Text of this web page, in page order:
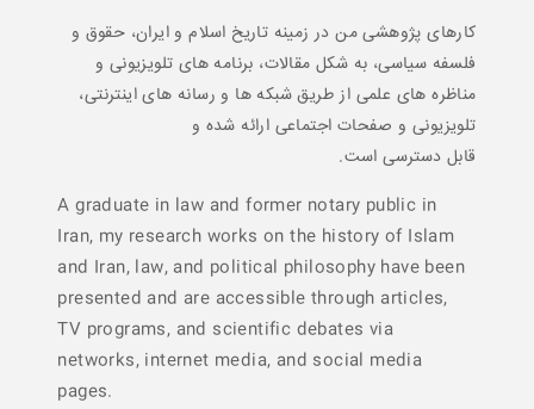
کارهای پژوهشی من در زمینه تاریخ اسلام و ایران، حقوق و
فلسفه سیاسی، به شکل مقالات، برنامه های تلویزیونی و
مناظره های علمی از طریق شبکه ها و رسانه های اینترنتی،
تلویزیونی و صفحات اجتماعی ارائه شده و
قابل دسترسی است.
A graduate in law and former notary public in
Iran, my research works on the history of Islam
and Iran, law, and political philosophy have been
presented and are accessible through articles,
TV programs, and scientific debates via
networks, internet media, and social media
pages.